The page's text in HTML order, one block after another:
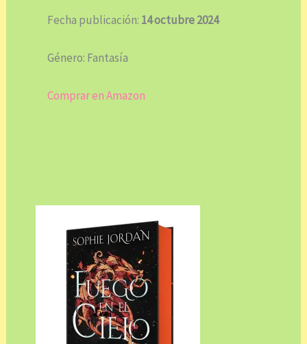
Fecha publicación: 14 octubre 2024
Género: Fantasía
Comprar en Amazon